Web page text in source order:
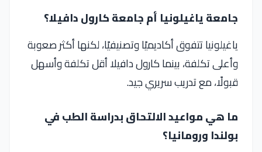
جامعة ياغيلونيا أم جامعة كارول دافيلا؟
ياغيلونيا تتفوق أكاديميًا وتصنيفيًا، لكنها أكثر صعوبة
وأعلى تكلفة، بينما كارول دافيلا أقل تكلفة وأسهل
قبولًا، مع تدريب سريري جيد.
ما هي مواعيد الالتحاق بدراسة الطب في
بولندا ورومانيا؟